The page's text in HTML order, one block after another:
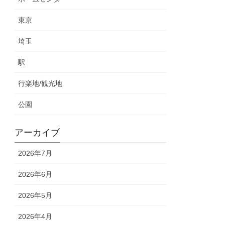
東京
埼玉
駅
行楽地/観光地
公園
アーカイブ
2026年7月
2026年6月
2026年5月
2026年4月